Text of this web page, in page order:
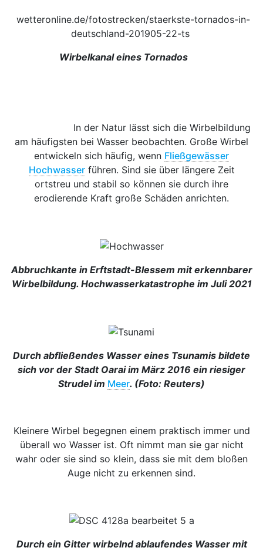
wetteronline.de/fotostrecken/staerkste-tornados-in-
deutschland-201905-22-ts
Wirbelkanal eines Tornados
In der Natur lässt sich die Wirbelbildung
am häufigsten bei Wasser beobachten. Große Wirbel
entwickeln sich häufig, wenn Fließgewässer
Hochwasserführen. Sind sie über längere Zeit
ortstreu und stabil so können sie durch ihre
erodierende Kraft große Schäden anrichten.
Abbruchkante in Erftstadt-Blessem mit erkennbarer
Wirbelbildung. Hochwasserkatastrophe im Juli 2021
Durch abfließendes Wasser eines Tsunamis bildete
sich vor der Stadt Oarai im März 2016 ein riesiger
Strudel im Meer. (Foto: Reuters)
Kleinere Wirbel begegnen einem praktisch immer und
überall wo Wasser ist. Oft nimmt man sie gar nicht
wahr oder sie sind so klein, dass sie mit dem bloßen
Auge nicht zu erkennen sind.
Durch ein Gitter wirbelnd ablaufendes Wasser mit